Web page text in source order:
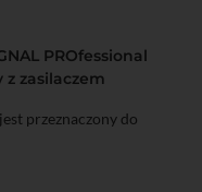
PROfessional
z zasilaczem
przeznaczony do